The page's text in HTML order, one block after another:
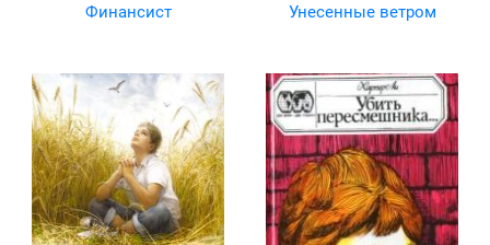
Финансист
Унесенные ветром